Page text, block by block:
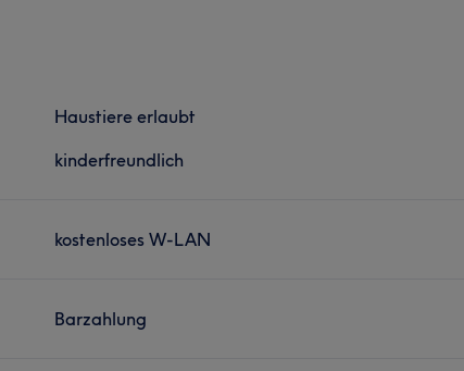
Haustiere erlaubt
kinderfreundlich
kostenloses W-LAN
Barzahlung